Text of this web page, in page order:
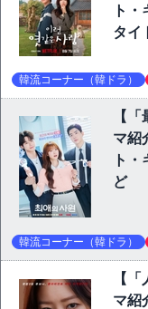
ト
タイ
韓流コーナー（韓ドラ）
【
マ紹
ト
ど
韓流コーナー（韓ドラ）
【
マ紹